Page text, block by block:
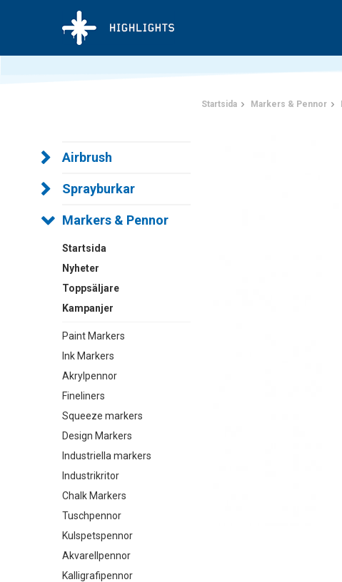
Airbrush
Sprayburkar
Markers & Pennor
Startsida
Nyheter
Toppsäljare
Kampanjer
Paint Markers
Ink Markers
Akrylpennor
Fineliners
Squeeze markers
Design Markers
Industriella markers
Industrikritor
Chalk Markers
Tuschpennor
Kulspetspennor
Akvarellpennor
Kalligrafipennor
Startsida Markers & Pennor